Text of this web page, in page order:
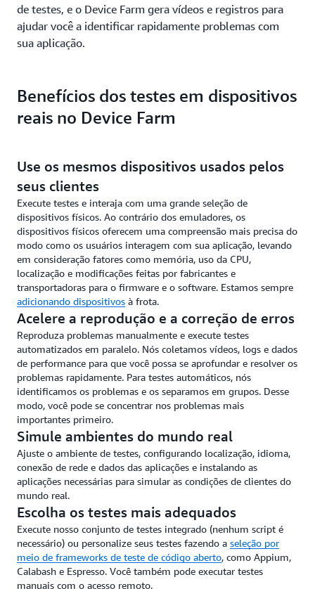
de testes, e o Device Farm gera vídeos e registros para
ajudar você a identificar rapidamente problemas com
sua aplicação.
Benefícios dos testes em dispositivos
reais no Device Farm
Use os mesmos dispositivos usados pelos
seus clientes
Execute testes e interaja com uma grande seleção de
dispositivos físicos. Ao contrário dos emuladores, os
dispositivos físicos oferecem uma compreensão mais precisa do
modo como os usuários interagem com sua aplicação, levando
em consideração fatores como memória, uso da CPU,
localização e modificações feitas por fabricantes e
transportadoras para o firmware e o software. Estamos sempre
adicionando dispositivos à frota.
Acelere a reprodução e a correção de erros
Reproduza problemas manualmente e execute testes
automatizados em paralelo. Nós coletamos vídeos, logs e dados
de performance para que você possa se aprofundar e resolver os
problemas rapidamente. Para testes automáticos, nós
identificamos os problemas e os separamos em grupos. Desse
modo, você pode se concentrar nos problemas mais
importantes primeiro.
Simule ambientes do mundo real
Ajuste o ambiente de testes, configurando localização, idioma,
conexão de rede e dados das aplicações e instalando as
aplicações necessárias para simular as condições de clientes do
mundo real.
Escolha os testes mais adequados
Execute nosso conjunto de testes integrado (nenhum script é
necessário) ou personalize seus testes fazendo a seleção por
meio de frameworks de teste de código aberto, como Appium,
Calabash e Espresso. Você também pode executar testes
manuais com o acesso remoto.